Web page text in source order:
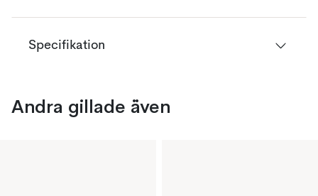
Specifikation
Andra gillade även